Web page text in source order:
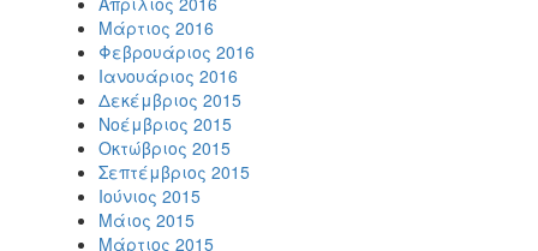
Μάρτιος 2016
Φεβρουάριος 2016
Ιανουάριος 2016
Δεκέμβριος 2015
Νοέμβριος 2015
Οκτώβριος 2015
Σεπτέμβριος 2015
Ιούνιος 2015
Μάιος 2015
Μάρτιος 2015